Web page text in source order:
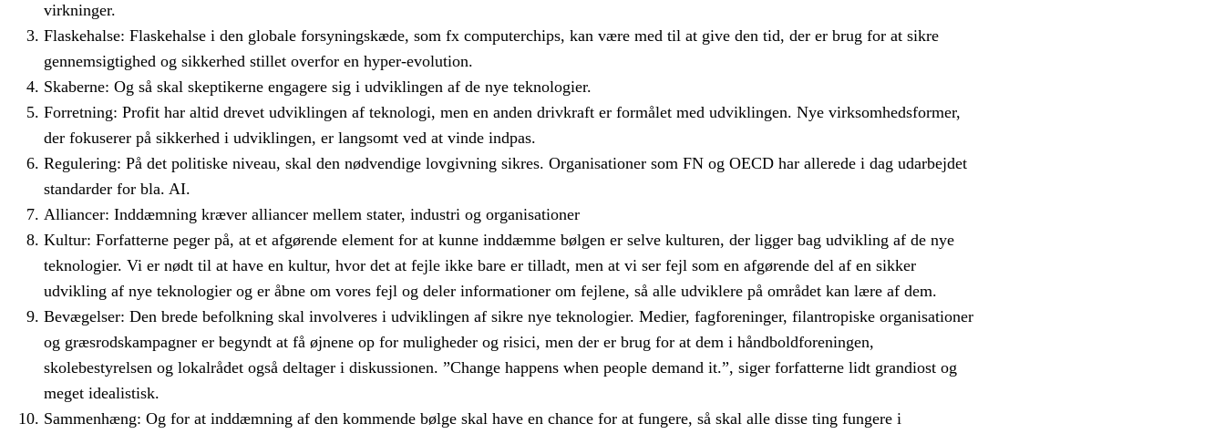
virkninger.
Flaskehalse: Flaskehalse i den globale forsyningskæde, som fx computerchips, kan være med til at give den tid, der er brug for at sikre
gennemsigtighed og sikkerhed stillet overfor en hyper-evolution.
Skaberne: Og så skal skeptikerne engagere sig i udviklingen af de nye teknologier.
Forretning: Profit har altid drevet udviklingen af teknologi, men en anden drivkraft er formålet med udviklingen. Nye virksomhedsformer,
der fokuserer på sikkerhed i udviklingen, er langsomt ved at vinde indpas.
Regulering: På det politiske niveau, skal den nødvendige lovgivning sikres. Organisationer som FN og OECD har allerede i dag udarbejdet
standarder for bla. AI.
Alliancer: Inddæmning kræver alliancer mellem stater, industri og organisationer
Kultur: Forfatterne peger på, at et afgørende element for at kunne inddæmme bølgen er selve kulturen, der ligger bag udvikling af de nye
teknologier. Vi er nødt til at have en kultur, hvor det at fejle ikke bare er tilladt, men at vi ser fejl som en afgørende del af en sikker
udvikling af nye teknologier og er åbne om vores fejl og deler informationer om fejlene, så alle udviklere på området kan lære af dem.
Bevægelser: Den brede befolkning skal involveres i udviklingen af sikre nye teknologier. Medier, fagforeninger, filantropiske organisationer
og græsrodskampagner er begyndt at få øjnene op for muligheder og risici, men der er brug for at dem i håndboldforeningen,
skolebestyrelsen og lokalrådet også deltager i diskussionen. ”Change happens when people demand it.”, siger forfatterne lidt grandiost og
meget idealistisk.
Sammenhæng: Og for at inddæmning af den kommende bølge skal have en chance for at fungere, så skal alle disse ting fungere i